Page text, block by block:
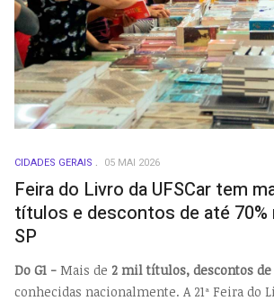
CIDADES GERAIS 05 MAI 2026
Feira do Livro da UFSCar tem
títulos e descontos de até 70%
SP
Do G1 - Mais de 2 mil títulos, descontos de
conhecidas nacionalmente. A 21ª Feira do